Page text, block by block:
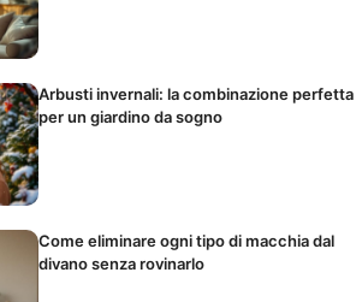
Arbusti invernali: la combinazione perfetta
per un giardino da sogno
Come eliminare ogni tipo di macchia dal
divano senza rovinarlo